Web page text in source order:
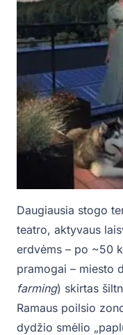
Daugiausia stogo
teatro, aktyvaus
erdvėms – po ~50
pramogai – miesto
farming) skirtas
Ramaus poilsio
dydžio smėlio